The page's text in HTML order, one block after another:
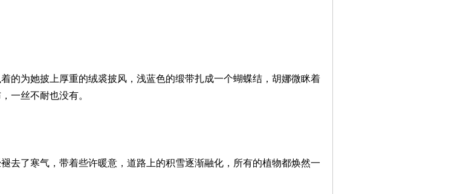
的为她披上厚重的绒裘披风，浅蓝色的缎带扎成一个蝴蝶结，胡娜微眯着
一丝不耐也没有。
去了寒气，带着些许暖意，道路上的积雪逐渐融化，所有的植物都焕然一